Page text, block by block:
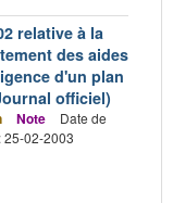
relative à la
des aides
d'un plan
officiel)
Note
Date de
25-02-2003